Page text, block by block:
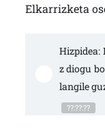
Elkarrizketa
Hizpidea:
z diogu
langile
??:??:??